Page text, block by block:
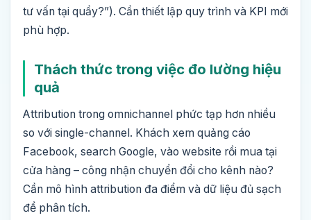
tư vấn tại quầy?”). Cần thiết lập quy trình và KPI mới
phù hợp.
Thách thức trong việc đo lường hiệu
quả
Attribution trong omnichannel phức tạp hơn nhiều
so với single-channel. Khách xem quảng cáo
Facebook, search Google, vào website rồi mua tại
cửa hàng – công nhận chuyển đổi cho kênh nào?
Cần mô hình attribution đa điểm và dữ liệu đủ sạch
để phân tích.